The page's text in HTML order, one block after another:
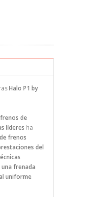
Halo P1 by
de
líderes ha
frenos
del
frenada
uniforme